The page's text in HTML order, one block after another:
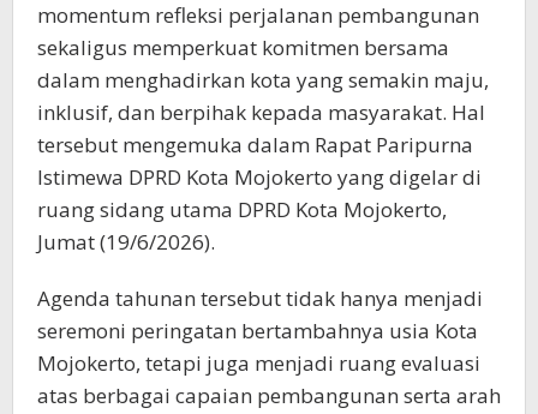
momentum refleksi perjalanan pembangunan
sekaligus memperkuat komitmen bersama
dalam menghadirkan kota yang semakin maju,
inklusif, dan berpihak kepada masyarakat. Hal
tersebut mengemuka dalam Rapat Paripurna
Istimewa DPRD Kota Mojokerto yang digelar di
ruang sidang utama DPRD Kota Mojokerto,
Jumat (19/6/2026).
Agenda tahunan tersebut tidak hanya menjadi
seremoni peringatan bertambahnya usia Kota
Mojokerto, tetapi juga menjadi ruang evaluasi
atas berbagai capaian pembangunan serta arah